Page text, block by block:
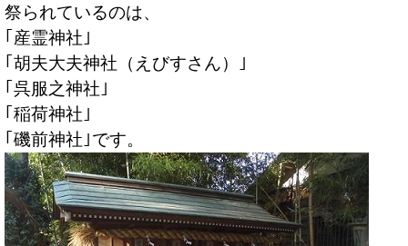
祭られているのは、
｢産霊神社｣
｢胡夫大夫神社（えびすさん）｣
｢呉服之神社｣
｢稲荷神社｣
｢磯前神社｣です。